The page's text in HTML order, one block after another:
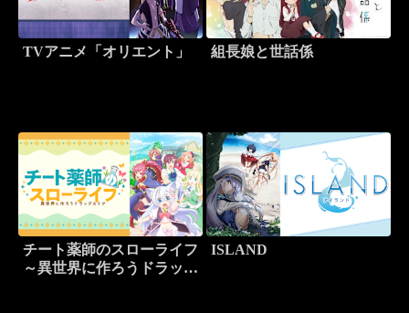
TVアニメ「オリエント」 組長娘と世話係
チート薬師のスローライフ
～異世界に作ろうドラッグ
ISLAND